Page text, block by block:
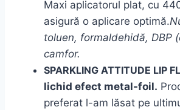
Maxi aplicatorul plat, cu
asigură o aplicare optimă.
toluen, formaldehidă, DBP
camfor.
SPARKLING ATTITUDE LIP
lichid efect metal-foil.
preferat l-am lăsat pe